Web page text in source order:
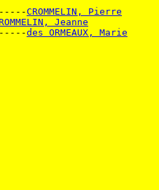
CROMMELIN, Pierre
Jeanne
des ORMEAUX, Marie